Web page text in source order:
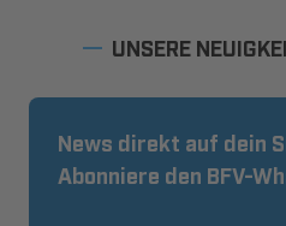
UNSERE
News direkt auf dein
Abonniere den BFV-